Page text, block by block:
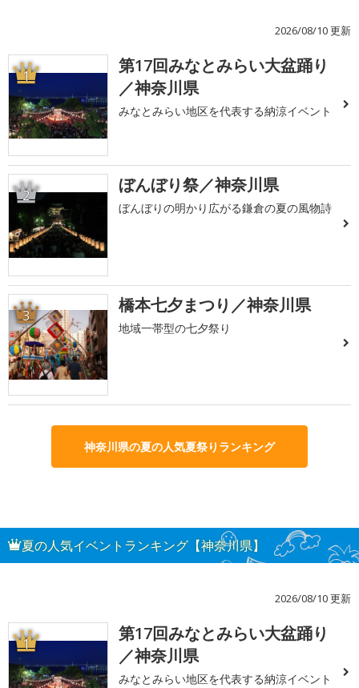
2026/08/10 更新
1
第17回みなとみらい大盆踊り
／神奈川県
みなとみらい地区を代表する納涼イベント
2 ぼんぼり祭／神奈川県
ぼんぼりの明かり広がる鎌倉の夏の風物詩
3 橋本七夕まつり／神奈川県
地域一帯型の七夕祭り
神奈川県の夏の人気夏祭りランキング
夏の人気イベントランキング【神奈川県】
2026/08/10 更新
1
第17回みなとみらい大盆踊り
／神奈川県
みなとみらい地区を代表する納涼イベント